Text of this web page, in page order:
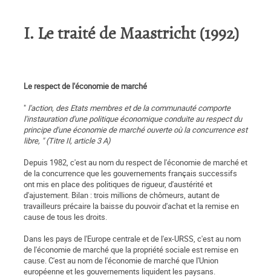
I. Le traité de Maastricht (1992)
Le respect de l'économie de marché
" l'action, des Etats membres et de la communauté comporte
l'instauration d'une politique économique conduite au respect du
principe d'une économie de marché ouverte où la concurrence est
libre, " (Titre Il, article 3 A)
Depuis 1982, c'est au nom du respect de l'économie de marché et
de la concurrence que les gouvernements français successifs
ont mis en place des politiques de rigueur, d'austérité et
d'ajustement. Bilan : trois millions de chômeurs, autant de
travailleurs précaire la baisse du pouvoir d'achat et la remise en
cause de tous les droits.
Dans les pays de l'Europe centrale et de l'ex-URSS, c'est au nom
de l'économie de marché que la propriété sociale est remise en
cause. C'est au nom de l'économie de marché que l'Union
européenne et les gouvernements liquident les paysans.